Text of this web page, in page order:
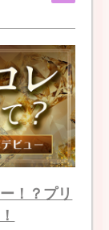
！？プリ